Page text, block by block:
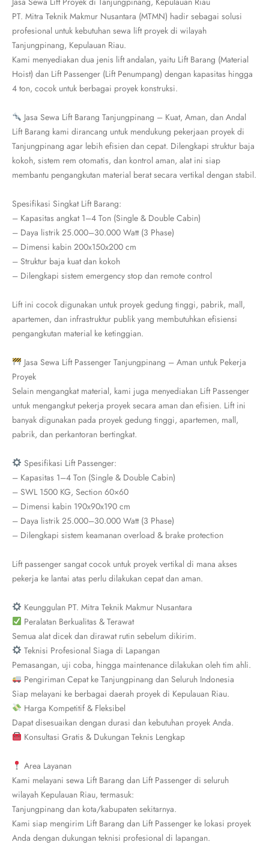
PT. Mitra Teknik Makmur Nusantara (MTMN) hadir sebagai solusi
profesional untuk kebutuhan sewa lift proyek di wilayah
Tanjungpinang, Kepulauan Riau.
Kami menyediakan dua jenis lift andalan, yaitu Lift Barang (Material
Hoist) dan Lift Passenger (Lift Penumpang) dengan kapasitas hingga
4 ton, cocok untuk berbagai proyek konstruksi.
Jasa Sewa Lift Barang Tanjungpinang – Kuat, Aman, dan Andal
Lift Barang kami dirancang untuk mendukung pekerjaan proyek di
Tanjungpinang agar lebih efisien dan cepat. Dilengkapi struktur baja
kokoh, sistem rem otomatis, dan kontrol aman, alat ini siap
membantu pengangkutan material berat secara vertikal dengan stabil.
Spesifikasi Singkat Lift Barang:
– Kapasitas angkat 1–4 Ton (Single & Double Cabin)
– Daya listrik 25.000–30.000 Watt (3 Phase)
– Dimensi kabin 200x150x200 cm
– Struktur baja kuat dan kokoh
– Dilengkapi sistem emergency stop dan remote control
Lift ini cocok digunakan untuk proyek gedung tinggi, pabrik, mall,
apartemen, dan infrastruktur publik yang membutuhkan efisiensi
pengangkutan material ke ketinggian.
Jasa Sewa Lift Passenger Tanjungpinang – Aman untuk Pekerja
Proyek
Selain mengangkat material, kami juga menyediakan Lift Passenger
untuk mengangkut pekerja proyek secara aman dan efisien. Lift ini
banyak digunakan pada proyek gedung tinggi, apartemen, mall,
pabrik, dan perkantoran bertingkat.
Spesifikasi Lift Passenger:
– Kapasitas 1–4 Ton (Single & Double Cabin)
– SWL 1500 KG, Section 60×60
– Dimensi kabin 190x90x190 cm
– Daya listrik 25.000–30.000 Watt (3 Phase)
– Dilengkapi sistem keamanan overload & brake protection
Lift passenger sangat cocok untuk proyek vertikal di mana akses
pekerja ke lantai atas perlu dilakukan cepat dan aman.
Keunggulan PT. Mitra Teknik Makmur Nusantara
Peralatan Berkualitas & Terawat
Semua alat dicek dan dirawat rutin sebelum dikirim.
Teknisi Profesional Siaga di Lapangan
Pemasangan, uji coba, hingga maintenance dilakukan oleh tim ahli.
Pengiriman Cepat ke Tanjungpinang dan Seluruh Indonesia
Siap melayani ke berbagai daerah proyek di Kepulauan Riau.
Harga Kompetitif & Fleksibel
Dapat disesuaikan dengan durasi dan kebutuhan proyek Anda.
Konsultasi Gratis & Dukungan Teknis Lengkap
Area Layanan
Kami melayani sewa Lift Barang dan Lift Passenger di seluruh
wilayah Kepulauan Riau, termasuk:
Tanjungpinang dan kota/kabupaten sekitarnya.
Kami siap mengirim Lift Barang dan Lift Passenger ke lokasi proyek
Anda dengan dukungan teknisi profesional di lapangan.